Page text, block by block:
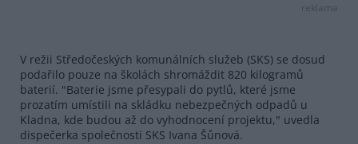
reklama
V režii Středočeských komunálních služeb (SKS) se dosud
podařilo pouze na školách shromáždit 820 kilogramů
baterií. "Baterie jsme přesypali do pytlů, které jsme
prozatím umístili na skládku nebezpečných odpadů u
Kladna, kde budou až do vyhodnocení projektu," uvedla
dispečerka společnosti SKS Ivana Šůnová.